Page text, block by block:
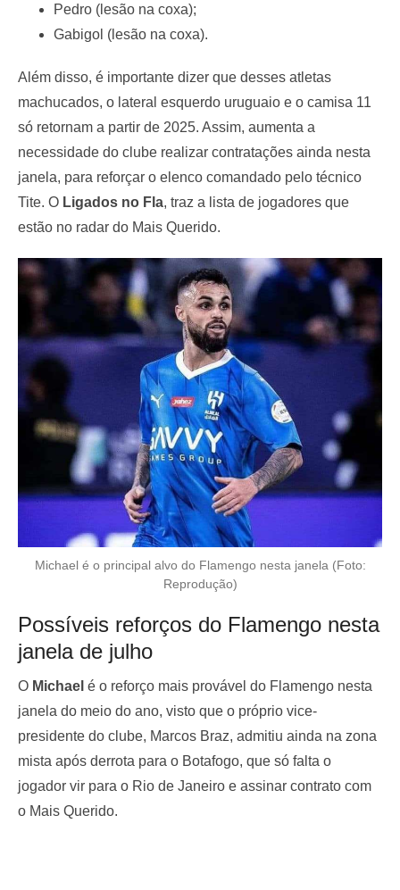
Pedro (lesão na coxa);
Gabigol (lesão na coxa).
Além disso, é importante dizer que desses atletas
machucados, o lateral esquerdo uruguaio e o camisa 11
só retornam a partir de 2025. Assim, aumenta a
necessidade do clube realizar contratações ainda nesta
janela, para reforçar o elenco comandado pelo técnico
Tite. O Ligados no Fla, traz a lista de jogadores que
estão no radar do Mais Querido.
Michael é o principal alvo do Flamengo nesta janela (Foto:
Reprodução)
Possíveis reforços do Flamengo nesta
janela de julho
O Michael é o reforço mais provável do Flamengo nesta
janela do meio do ano, visto que o próprio vice-
presidente do clube, Marcos Braz, admitiu ainda na zona
mista após derrota para o Botafogo, que só falta o
jogador vir para o Rio de Janeiro e assinar contrato com
o Mais Querido.